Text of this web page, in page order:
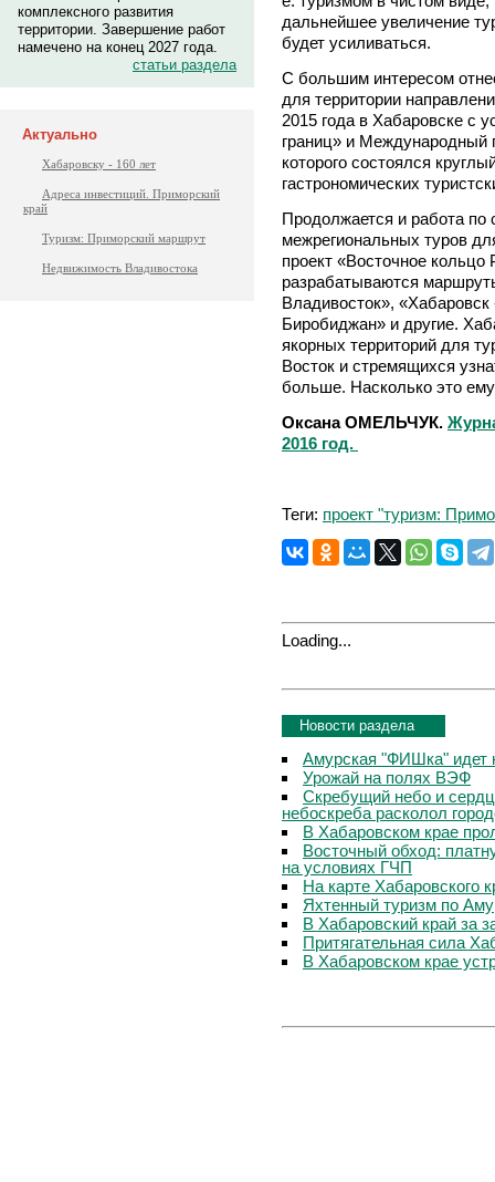
комплексного развития
территории. Завершение работ
намечено на конец 2027 года.
статьи раздела
Актуально
Хабаровску - 160 лет
Адреса инвестиций. Приморский
край
Туризм: Приморский маршрут
Недвижимость Владивостока
дальнейшее увеличение
будет усиливаться.
С большим интересом
для территории
2015 года в Хабаровске с
границ» и Международный
которого состоялся
гастрономических
Продолжается и работа по
межрегиональных туров
проект «Восточное кольцо
разрабатываются
Владивосток»,
Биробиджан» и другие.
якорных территорий для
Восток и стремящихся
больше. Насколько это
Оксана ОМЕЛЬЧУК.
2016 год.
Теги: проект "туризм:
Loading...
Новости раздела
Амурская "ФИШка" идет
Урожай на полях ВЭФ
Скребущий небо и
небоскреба расколол
В Хабаровском крае
Восточный обход:
на условиях ГЧП
На карте Хабаровского
Яхтенный туризм по
В Хабаровский край за
Притягательная сила
В Хабаровском крае